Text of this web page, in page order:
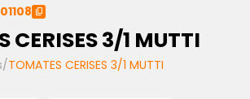
CERISES 3/1 MUTTI
/TOMATES CERISES 3/1 MUTTI